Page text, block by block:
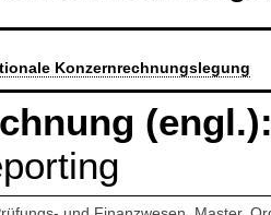
Konzernrechnungslegung